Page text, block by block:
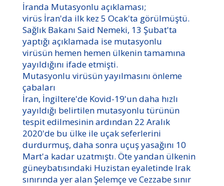
İranda Mutasyonlu açıklaması;
virüs İran'da ilk kez 5 Ocak'ta görülmüştü.
Sağlık Bakanı Said Nemeki, 13 Şubat'ta
yaptığı açıklamada ise mutasyonlu
virüsün hemen hemen ülkenin tamamına
yayıldığını ifade etmişti.
Mutasyonlu virüsün yayılmasını önleme
çabaları
İran, İngiltere'de Kovid-19'un daha hızlı
yayıldığı belirtilen mutasyonlu türünün
tespit edilmesinin ardından 22 Aralık
2020'de bu ülke ile uçak seferlerini
durdurmuş, daha sonra uçuş yasağını 10
Mart'a kadar uzatmıştı. Öte yandan ülkenin
güneybatısındaki Huzistan eyaletinde Irak
sınırında yer alan Şelemçe ve Cezzabe sınır